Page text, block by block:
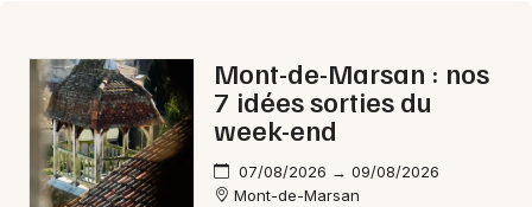
Mont-de-Marsan : nos
7 idées sorties du
week-end
07/08/2026 → 09/08/2026
Mont-de-Marsan